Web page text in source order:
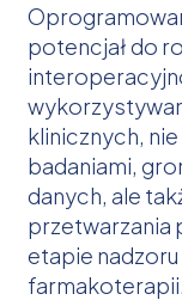
potencjał do
klinicznych,
badaniami,
danych, ale
przetwarzania
etapie
farmakoterapii.